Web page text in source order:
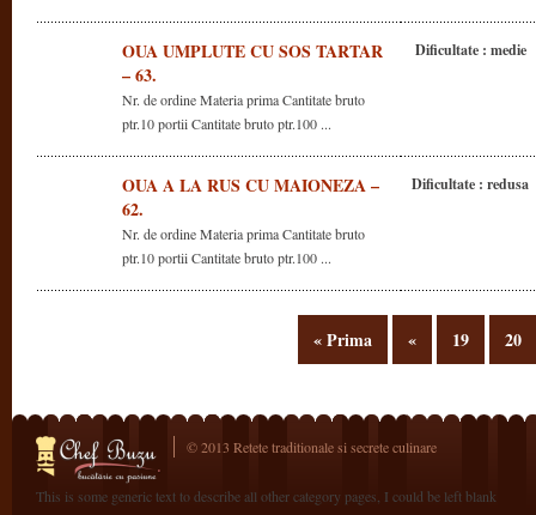
OUA UMPLUTE CU SOS TARTAR
– 63.
Nr. de ordine Materia prima Cantitate bruto
ptr.10 portii Cantitate bruto ptr.100 ...
Dificultate : medie
OUA A LA RUS CU MAIONEZA –
62.
Nr. de ordine Materia prima Cantitate bruto
ptr.10 portii Cantitate bruto ptr.100 ...
Dificultate : redusa
« Prima « 19 20
© 2013 Retete traditionale si secrete culinare
This is some generic text to describe all other category pages, I could be left blank